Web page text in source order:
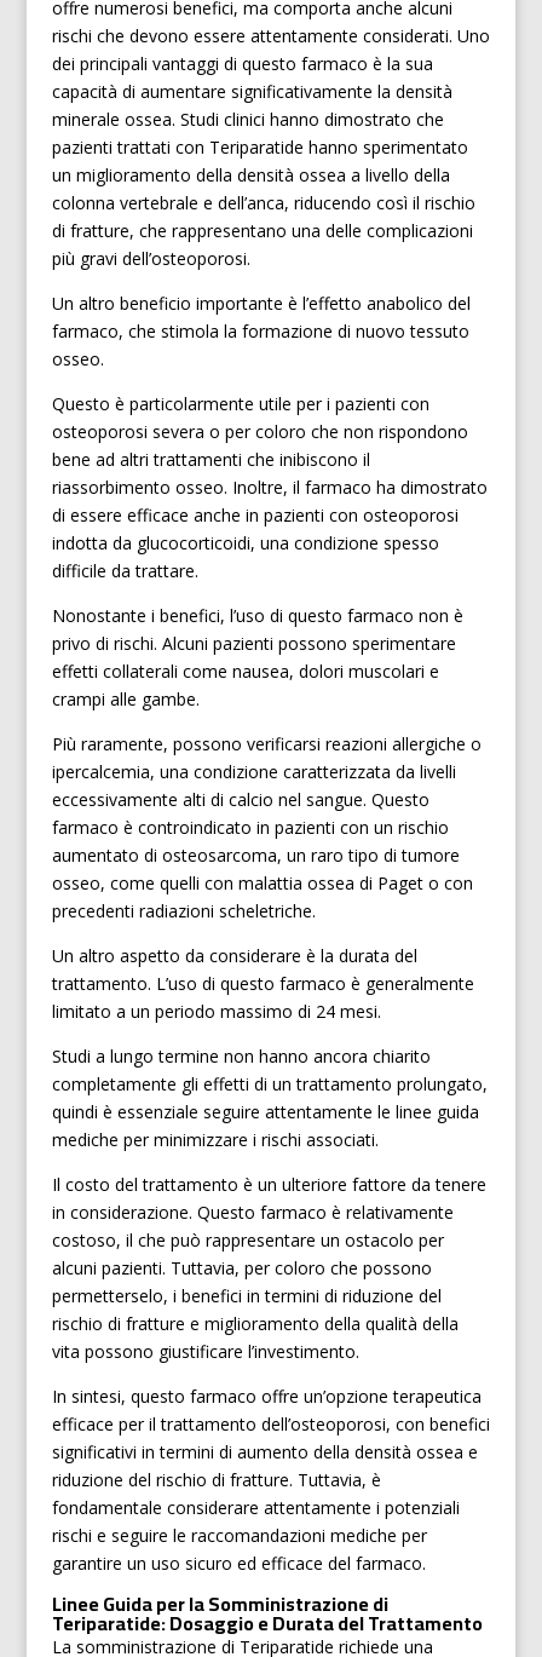
offre numerosi benefici, ma comporta anche alcuni
rischi che devono essere attentamente considerati. Uno
dei principali vantaggi di questo farmaco è la sua
capacità di aumentare significativamente la densità
minerale ossea. Studi clinici hanno dimostrato che
pazienti trattati con Teriparatide hanno sperimentato
un miglioramento della densità ossea a livello della
colonna vertebrale e dell’anca, riducendo così il rischio
di fratture, che rappresentano una delle complicazioni
più gravi dell’osteoporosi.
Un altro beneficio importante è l’effetto anabolico del
farmaco, che stimola la formazione di nuovo tessuto
osseo.
Questo è particolarmente utile per i pazienti con
osteoporosi severa o per coloro che non rispondono
bene ad altri trattamenti che inibiscono il
riassorbimento osseo. Inoltre, il farmaco ha dimostrato
di essere efficace anche in pazienti con osteoporosi
indotta da glucocorticoidi, una condizione spesso
difficile da trattare.
Nonostante i benefici, l’uso di questo farmaco non è
privo di rischi. Alcuni pazienti possono sperimentare
effetti collaterali come nausea, dolori muscolari e
crampi alle gambe.
Più raramente, possono verificarsi reazioni allergiche o
ipercalcemia, una condizione caratterizzata da livelli
eccessivamente alti di calcio nel sangue. Questo
farmaco è controindicato in pazienti con un rischio
aumentato di osteosarcoma, un raro tipo di tumore
osseo, come quelli con malattia ossea di Paget o con
precedenti radiazioni scheletriche.
Un altro aspetto da considerare è la durata del
trattamento. L’uso di questo farmaco è generalmente
limitato a un periodo massimo di 24 mesi.
Studi a lungo termine non hanno ancora chiarito
completamente gli effetti di un trattamento prolungato,
quindi è essenziale seguire attentamente le linee guida
mediche per minimizzare i rischi associati.
Il costo del trattamento è un ulteriore fattore da tenere
in considerazione. Questo farmaco è relativamente
costoso, il che può rappresentare un ostacolo per
alcuni pazienti. Tuttavia, per coloro che possono
permetterselo, i benefici in termini di riduzione del
rischio di fratture e miglioramento della qualità della
vita possono giustificare l’investimento.
In sintesi, questo farmaco offre un’opzione terapeutica
efficace per il trattamento dell’osteoporosi, con benefici
significativi in termini di aumento della densità ossea e
riduzione del rischio di fratture. Tuttavia, è
fondamentale considerare attentamente i potenziali
rischi e seguire le raccomandazioni mediche per
garantire un uso sicuro ed efficace del farmaco.
Linee Guida per la Somministrazione di
Teriparatide: Dosaggio e Durata del Trattamento
La somministrazione di Teriparatide richiede una